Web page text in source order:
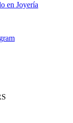
en Joyería